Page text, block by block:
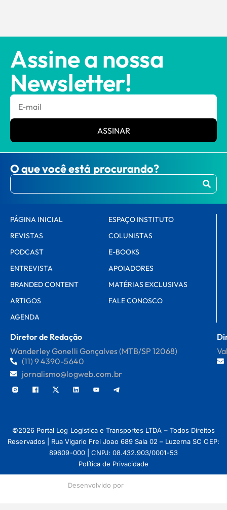
Assine a nossa
Newsletter!
ASSINAR
O que você está procurando?
PÁGINA INICIAL
REVISTAS
PODCAST
ENTREVISTA
BRANDED CONTENT
ARTIGOS
AGENDA
ESPAÇO INSTITUTO
COLUNISTAS
E-BOOKS
APOIADORES
MATÉRIAS EXCLUSIVAS
FALE CONOSCO
Diretor de Redação
Wanderley Gonelli Gonçalves (MTB/SP 12068)
(11) 9 4390-5640
jornalismo@logweb.com.br
©2026 Portal Log Logistica e Transportes LTDA – Todos Direitos
Reservados | Rua Vigario Frei Joao 689 Sala 02 – Luzerna SC CEP:
89609-000 | CNPJ: 08.432.903/0001-53
Política de Privacidade
Desenvolvido por